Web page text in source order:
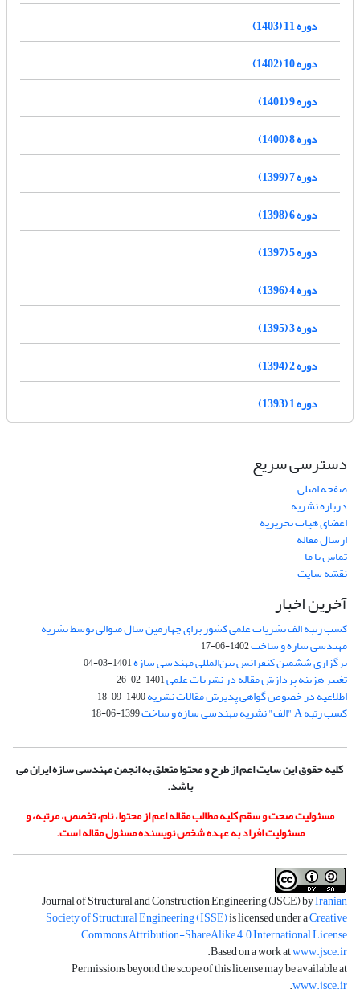
دوره 11 (1403)
دوره 10 (1402)
دوره 9 (1401)
دوره 8 (1400)
دوره 7 (1399)
دوره 6 (1398)
دوره 5 (1397)
دوره 4 (1396)
دوره 3 (1395)
دوره 2 (1394)
دوره 1 (1393)
دسترسی سریع
صفحه اصلی
درباره نشریه
اعضای هیات تحریریه
ارسال مقاله
تماس با ما
نقشه سایت
آخرین اخبار
کسب رتبه الف نشریات علمی کشور برای چهارمین سال متوالی توسط نشریه
مهندسی سازه و ساخت1402-06-17
برگزاری ششمین کنفرانس بین‌المللی مهندسی سازه1401-03-04
تغییر هزینه پردازش مقاله در نشریات علمی1401-02-26
اطلاعیه در خصوص گواهی پذیرش مقالات نشریه1400-09-18
کسب رتبه A "الف" نشریه مهندسی سازه و ساخت 1399-06-18
کلیه حقوق این سایت اعم از طرح و محتوا متعلق به انجمن مهندسی سازه ایران می
باشد.
مسئولیت صحت و سقم کلیه مطالب مقاله اعم از محتوا، نام، تخصص، مرتبه، و
مسئولیت افراد به عهده شخص نویسنده مسئول مقاله است.
Journal of Structural and Construction Engineering (JSCE) byIranian
Society of Structural Engineering (ISSE)is licensed under aCreative
Commons Attribution-ShareAlike 4.0 International License
.
Based on a work atwww.jsce.ir
.
Permissions beyond the scope of this license may be available at